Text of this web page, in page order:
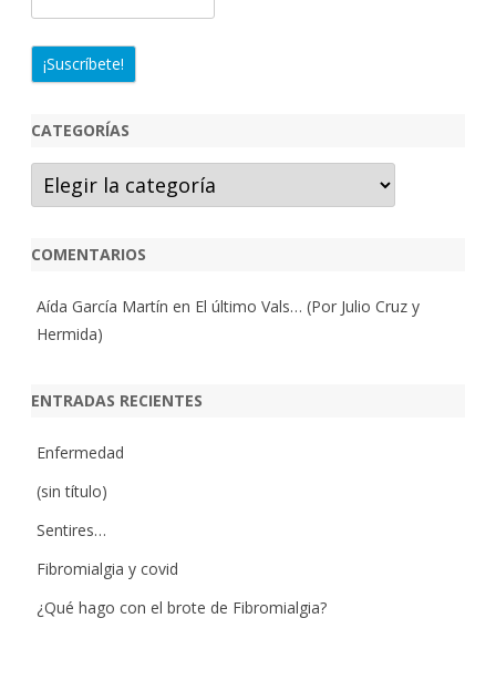
CATEGORÍAS
Categorías
COMENTARIOS
Aída García Martín en El último Vals… (Por Julio Cruz y
Hermida)
ENTRADAS RECIENTES
Enfermedad
(sin título)
Sentires…
Fibromialgia y covid
¿Qué hago con el brote de Fibromialgia?